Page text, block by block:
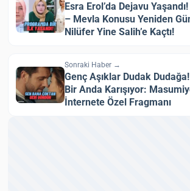
Esra Erol’da Dejavu
– Mevla Konusu Yeniden
Nilüfer Yine Salih’e Kaçtı!
Sonraki Haber →
Genç Aşıklar Dudak
Bir Anda Karışıyor:
İnternete Özel Fragmanı